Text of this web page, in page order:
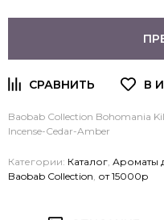
Baobab Collection Bohomania
Incense-Cedar-Amber
Категории: Каталог Ароматы
Baobab Collection от 15000р